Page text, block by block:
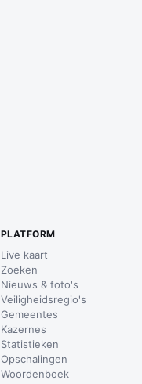
PLATFORM
Live kaart
Zoeken
Nieuws & foto's
Veiligheidsregio's
Gemeentes
Kazernes
Statistieken
Opschalingen
Woordenboek